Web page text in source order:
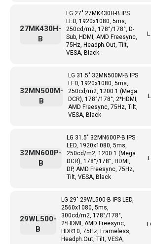
LG 27" 27MK430H-B IPS
LED, 1920x1080, 5ms,
250cd/m2, 178°/178°, D-
Sub, HDMI, AMD Freesync,
75Hz, Headph.Out, Tilt,
VESA, Black
27MK430H-
B
LG 31.5" 32MN500M-B IPS
LED, 1920x1080, 5ms,
250cd/m2, 1200:1 (Mega
DCR), 178°/178°, 2*HDMI,
AMD Freesync, 75Hz, Tilt,
VESA, Black
32MN500M-
B
LG 31.5" 32MN600P-B IPS
LED, 1920x1080, 5ms,
250cd/m2, 1200:1 (Mega
DCR), 178°/178°, HDMI,
DP, AMD Freesync, 75Hz,
Tilt, VESA, Black
32MN600P-
B
LG 29" 29WL500-B IPS LED,
2560x1080, 5ms,
300cd/m2, 178°/178°,
2*HDMI, AMD Freesync,
HDR10, 75Hz, Frameless,
Headph.Out, Tilt, VESA,
29WL500-
B